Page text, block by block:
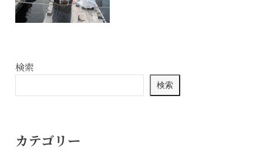
検索
検索
カテゴリー